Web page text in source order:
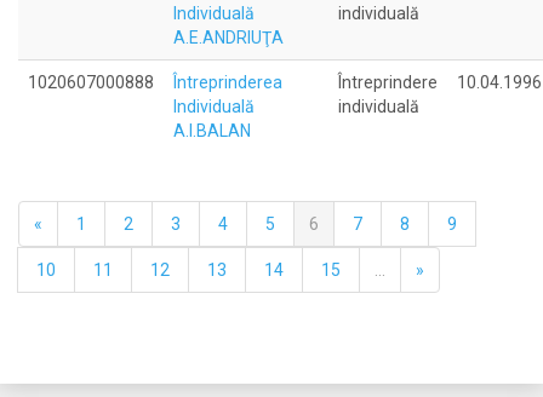
Individuală
A.E.ANDRIUŢA
individuală
1020607000888
Întreprinderea
Individuală
A.I.BALAN
Întreprindere
individuală
10.04.1996
« 1 2 3 4 5 6 7 8 9
10 11 12 13 14 15 »